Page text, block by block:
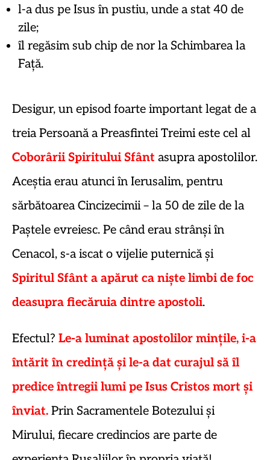
l-a dus pe Isus în pustiu, unde a stat 40 de
zile;
îl regăsim sub chip de nor la Schimbarea la
Față.
Desigur, un episod foarte important legat de a
treia Persoană a Preasfintei Treimi este cel al
Coborârii Spiritului Sfânt asupra apostolilor.
Aceștia erau atunci în Ierusalim, pentru
sărbătoarea Cincizecimii – la 50 de zile de la
Paștele evreiesc. Pe când erau strânși în
Cenacol, s-a iscat o vijelie puternică și
Spiritul Sfânt a apărut ca niște limbi de foc
deasupra fiecăruia dintre apostoli.
Efectul? Le-a luminat apostolilor mințile, i-a
întărit în credință și le-a dat curajul să îl
predice întregii lumi pe Isus Cristos mort și
înviat. Prin Sacramentele Botezului și
Mirului, fiecare credincios are parte de